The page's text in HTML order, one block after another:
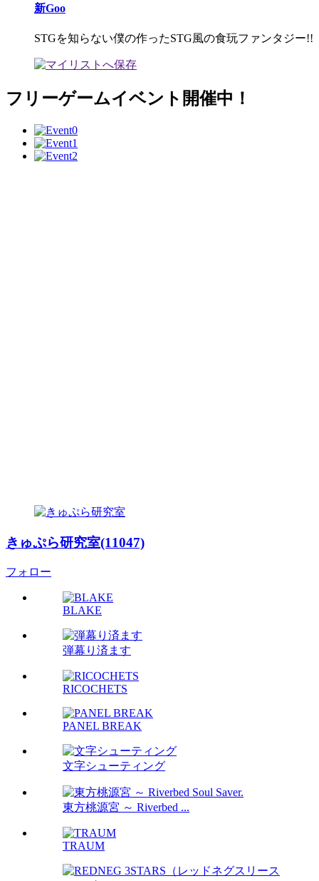
新Goo
STGを知らない僕の作ったSTG風の食玩ファンタジー!!
フリーゲームイベント開催中！
きゅぷら研究室(11047)
フォロー
BLAKE
弾幕り済ます
RICOCHETS
PANEL BREAK
文字シューティング
東方桃源宮 ～ Riverbed ...
TRAUM